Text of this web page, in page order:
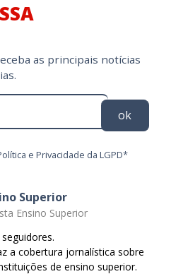
as principais notícias
ok
e Privacidade da LGPD*
Superior
Ensino Superior
a cobertura jornalística sobre
de ensino superior.